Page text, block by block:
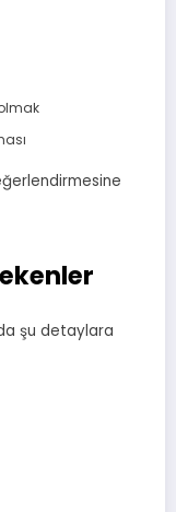
şu detaylara